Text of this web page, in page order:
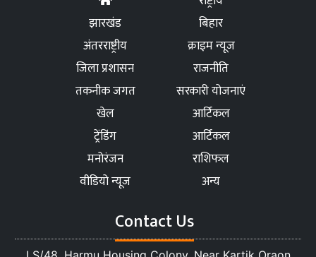
झारखंड
बिहार
अंतरराष्ट्रीय
क्राइम न्यूज
जिला प्रशासन
राजनीति
तकनीक जगत
सरकारी योजनाएं
खेल
आर्टिकल
ट्रेंडिंग
आर्टिकल
मनोरंजन
राशिफल
वीडियो न्यूज
अन्य
Contact Us